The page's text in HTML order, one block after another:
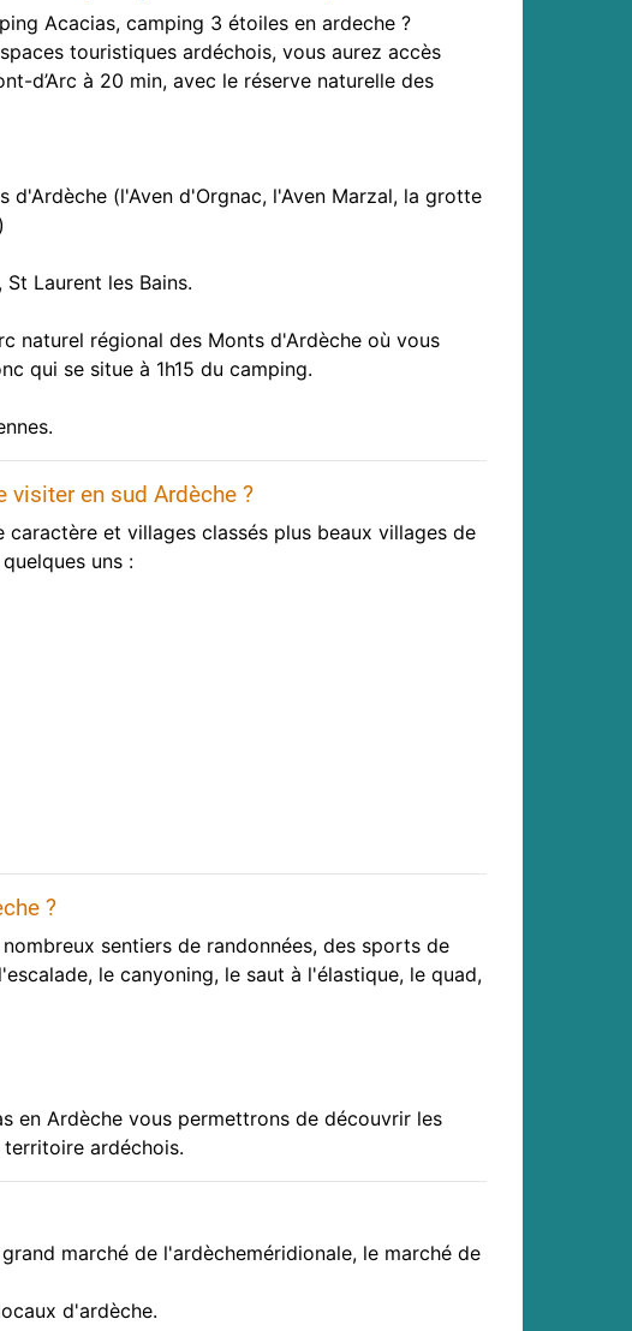
Acacias, camping 3 étoiles en ardeche ?
touristiques ardéchois, vous aurez accès
d’Arc à 20 min, avec le réserve naturelle des
(l'Aven d'Orgnac, l'Aven Marzal, la grotte
Laurent les Bains.
naturel régional des Monts d'Ardèche où vous
qui se situe à 1h15 du camping.
visiter en sud Ardèche ?
et villages classés plus beaux villages de
uns :
?
sentiers de randonnées, des sports de
le canyoning, le saut à l'élastique, le quad,
en Ardèche vous permettrons de découvrir les
ardéchois.
marché de l'ardècheméridionale, le marché de
d'ardèche.